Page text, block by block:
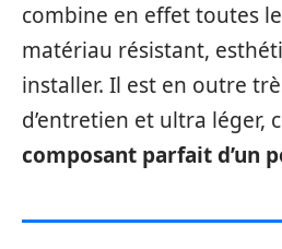
combine en effet toutes
matériau résistant,
installer. Il est en outre
d’entretien et ultra léger,
composant parfait d’un